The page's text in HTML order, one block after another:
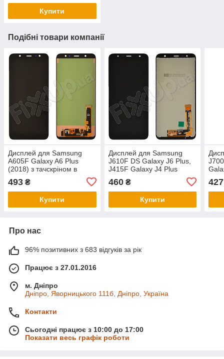
Купити
Подібні товари компанії
Дисплей для Samsung
A605F Galaxy A6 Plus
(2018) з тачскріном в
зборі, колір чорний, TFT з
регулюванням
493 ₴
Купити
Дисплей для Samsung
J610F DS Galaxy J6 Plus,
J415F Galaxy J4 Plus
зборі, колір
460₴
Купити
427
Про нас
96% позитивних з 683 відгуків за рік
Працює з 27.01.2016
м. Дніпро
Дніпро, Яворницького 111б, Дніпро, Україна
Контакти
Сьогодні працює з 10:00 до 17:00
Показати весь графік роботи